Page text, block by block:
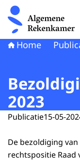
Naar de
Home
2023
Publicatie15-05-
De bezoldiging
rechtspositie Raad